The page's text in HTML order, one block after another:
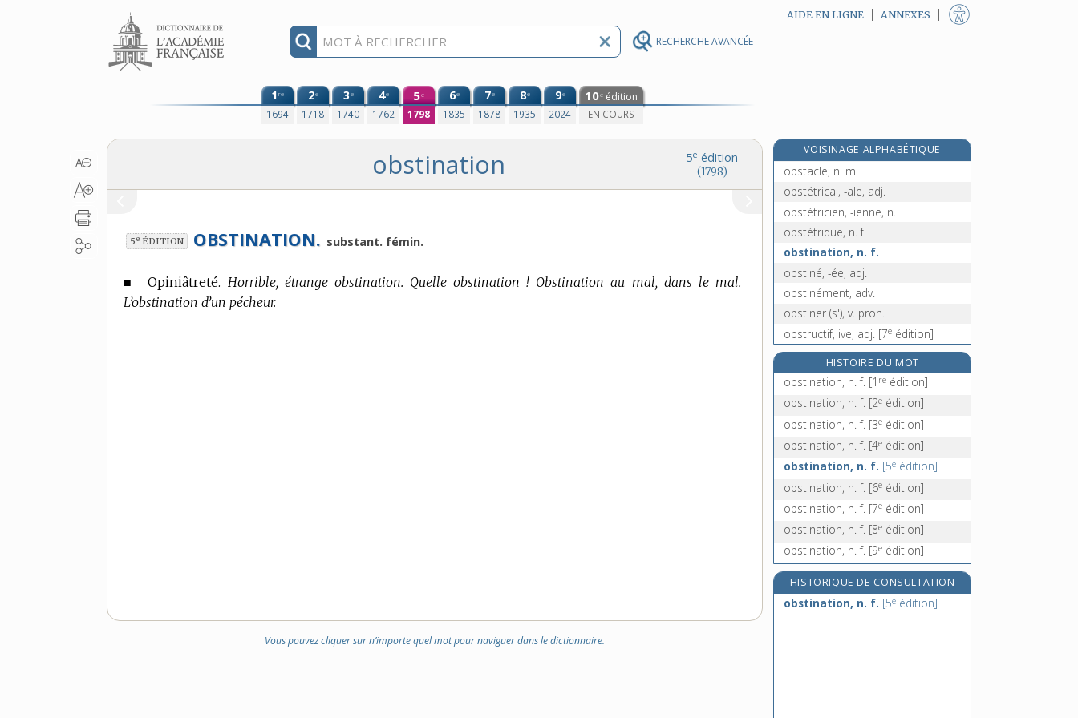
RECHERCHE AVANCÉE
Aller au contenu AIDE EN LIGNE ANNEXES
1re
1694
2e
1718
3e
1740
4e
1762
5e
1798
6e
1835
7e
1878
8e
1935
9e
2024
10e édition
EN COURS
5e édition
(1798)
obstination
5e ÉDITION OBSTINATION. substant. fémin.
■Opiniâtreté. Horrible, étrange obstination. Quelle obstination ! Obstination au mal, dans le mal.
L’obstination d’un pécheur.
Vous pouvez cliquer sur n’importe quel mot pour naviguer dans le dictionnaire.
VOISINAGE ALPHABÉTIQUE
obsolète, adj.
obstacle, n. m.
obstétrical, -ale, adj.
obstétricien, -ienne, n.
obstétrique, n. f.
obstination, n. f.
obstiné, -ée, adj.
obstinément, adv.
obstiner (s'), v. pron.
obstructif, ive, adj. [7e édition]
obstruction, n. f.
obstruer, v. tr.
obtempérer, v. intr.
HISTOIRE DU MOT
obstination, n. f. [1 re édition]
obstination, n. f. [2e édition]
obstination, n. f. [3e édition]
obstination, n. f. [4e édition]
obstination, n. f. [5e édition]
obstination, n. f. [6e édition]
obstination, n. f. [7e édition]
obstination, n. f. [8e édition]
obstination, n. f. [9e édition]
HISTORIQUE DE CONSULTATION
obstination, n. f. [5e édition]